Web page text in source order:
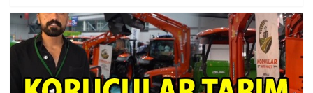
Emre Akdoğan'a Hayırlı
Olsun Ziyaretleri Devam
Ediyor